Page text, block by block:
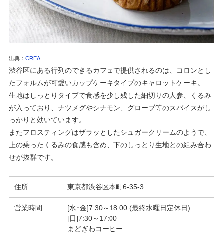
出典： CREA
渋谷区にある行列のできるカフェで提供されるのは、コロンとし
たフォルムが可愛いカップケーキタイプのキャロットケーキ。
生地はしっとりタイプで食感を少し残した細切りの人参、くるみ
が入っており、ナツメグやシナモン、グローブ等のスパイスがし
っかりと効いています。
またフロスティングはザラッとしたシュガークリームのようで、
上の乗ったくるみの食感も含め、下のしっとり生地との組み合わ
せが抜群です。
住所 東京都渋谷区本町6-35-3
営業時間
[水･金]7:30～18:00 (最終水曜日定休日)
[日]7:30～17:00
まどぎわコーヒー